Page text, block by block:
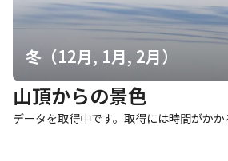
冬（12月, 1月, 2月）
山頂からの景色
データを取得中です。取得には時間がかか